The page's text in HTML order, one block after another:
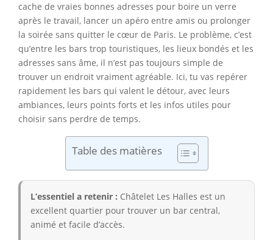
cache de vraies bonnes adresses pour boire un verre
après le travail, lancer un apéro entre amis ou prolonger
la soirée sans quitter le cœur de Paris. Le problème, c’est
qu’entre les bars trop touristiques, les lieux bondés et les
adresses sans âme, il n’est pas toujours simple de
trouver un endroit vraiment agréable. Ici, tu vas repérer
rapidement les bars qui valent le détour, avec leurs
ambiances, leurs points forts et les infos utiles pour
choisir sans perdre de temps.
Table des matières
L’essentiel a retenir : Châtelet Les Halles est un
excellent quartier pour trouver un bar central,
animé et facile d’accès.